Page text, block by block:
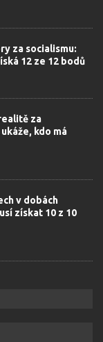
za socialismu:
12 ze 12 bodů
za
kdo má
v dobách
získat 10 z 10